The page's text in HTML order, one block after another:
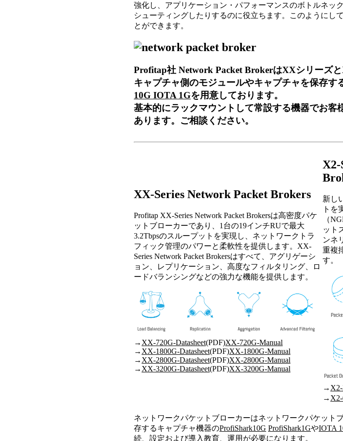
強化し、アプリケーション・パフォーマンスのボトルネッ
シューティングしたりするのに役立ちます。このようにし
とができます。
Profitap社 Network Packet BrokerはXXシリーズと
キャプチャ側のモジュールやキャプチャを保存す
10G IOTA 1Gを用意しております。
基本的にラックマウントして常設する機器でお
あります。ご相談ください。
XX-Series Network Packet Brokers
Profitap XX-Series Network Packet Brokersは高密度パケ
ットブローカーであり、1台の19インチRUで最大
3.2Tbpsのスループットを実現し、ネットワークトラ
フィック管理のパワーと柔軟性を提供します。XX-
Series Network Packet Brokersはすべて、アグリゲーシ
ョン、レプリケーション、高度なフィルタリング、ロ
ードバランシングなどの強力な機能を提供します。
→ XX-720G-Datasheet(PDF)XX-720G-Manual
→ XX-1800G-Datasheet(PDF)XX-1800G-Manual
→ XX-2800G-Datasheet(PDF)XX-2800G-Manual
→ XX-3200G-Datasheet(PDF)XX-3200G-Manual
X2-
新し
トを
（
ット
ンネ
重複
す。
→
→
ネットワークパケットブローカーはネットワークパケット
存するキャプチャ機器のProfiShark10G ProfiShark1GやIOTA
続、設定および導入教育、運用が必要になります。